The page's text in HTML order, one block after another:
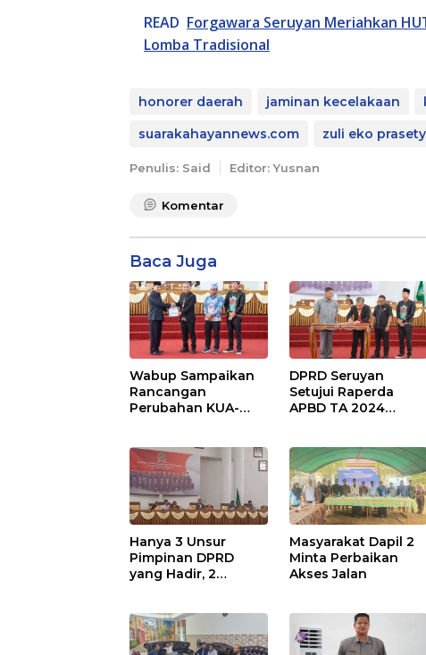
READ Forgawara Seruyan Meriahkan
Lomba Tradisional
honorer daerah jaminan kecelakaan
suarakahayannews.com
zuli eko
Penulis: Said Editor: Yusnan
Komentar
Baca Juga
Wabup Sampaikan
Rancangan
Perubahan KUA-
DPRD Seruyan
Setujui Raperda
APBD TA 2024
Hanya 3 Unsur
Pimpinan DPRD
yang Hadir, 2
Masyarakat Dapil 2
Minta Perbaikan
Akses Jalan